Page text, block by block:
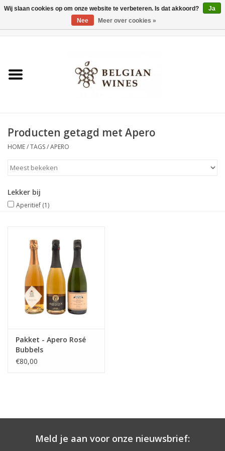
Wijnen
Wijnbar Antwerpen
Tasting Tuesdays
Wijndomeinen
Producten getagd met Apero
HOME/TAGS/APERO
Lekker bij
Aperitief (1)
Pakket - Apero Rosé
Bubbels
€80,00
Meld je aan voor onze nieuwsbrief:
Wij slaan cookies op om onze website te verbeteren. Is dat akkoord?
Ja
Nee
Meer over cookies »